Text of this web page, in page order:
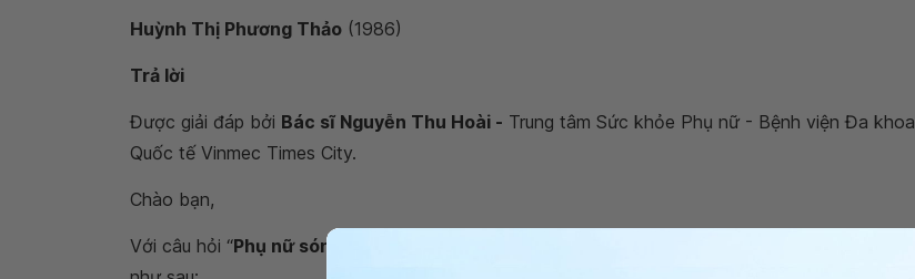
Huỳnh Thị Phương Thảo (1986)
Trả lời
Được giải đáp bởi Bác sĩ Nguyễn Thu Hoài - Trung tâm Sức khỏe Phụ nữ - Bệnh viện Đa khoa
Quốc tế Vinmec Times City.
Chào bạn,
Với câu hỏi “Phụ nữ són tiểu sau sinh thường hơn 3 tháng có sao không?